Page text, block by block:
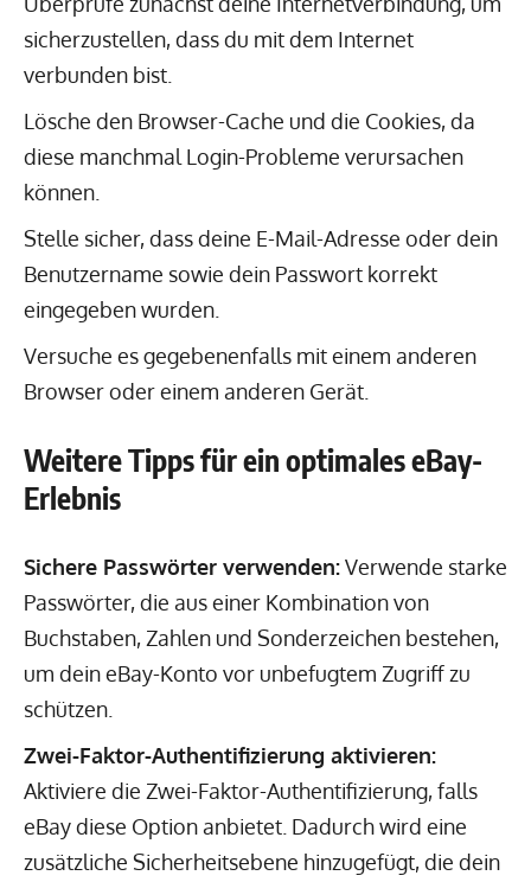
sicherzustellen, dass du mit dem Internet
verbunden bist.
Lösche den Browser-Cache und die Cookies, da
diese manchmal Login-Probleme verursachen
können.
Stelle sicher, dass deine E-Mail-Adresse oder dein
Benutzername sowie dein Passwort korrekt
eingegeben wurden.
Versuche es gegebenenfalls mit einem anderen
Browser oder einem anderen Gerät.
Weitere Tipps für ein optimales eBay-
Erlebnis
Sichere Passwörter verwenden:Verwende starke
Passwörter, die aus einer Kombination von
Buchstaben, Zahlen und Sonderzeichen bestehen,
um dein eBay-Konto vor unbefugtem Zugriff zu
schützen.
Zwei-Faktor-Authentifizierung aktivieren:
Aktiviere die Zwei-Faktor-Authentifizierung, falls
eBay diese Option anbietet. Dadurch wird eine
zusätzliche Sicherheitsebene hinzugefügt, die dein